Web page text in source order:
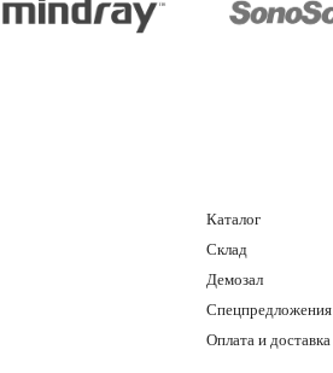
Каталог
Склад
Демозал
Спецпредложения
Оплата и доставка